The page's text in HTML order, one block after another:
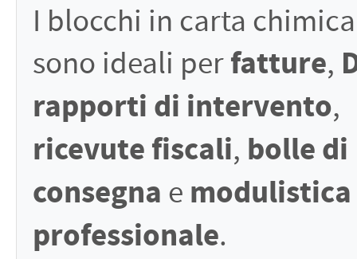
I blocchi in carta chimica
sono ideali perfatture,
rapporti di intervento,
ricevute fiscali, bolle di
consegna e modulistica
professionale.